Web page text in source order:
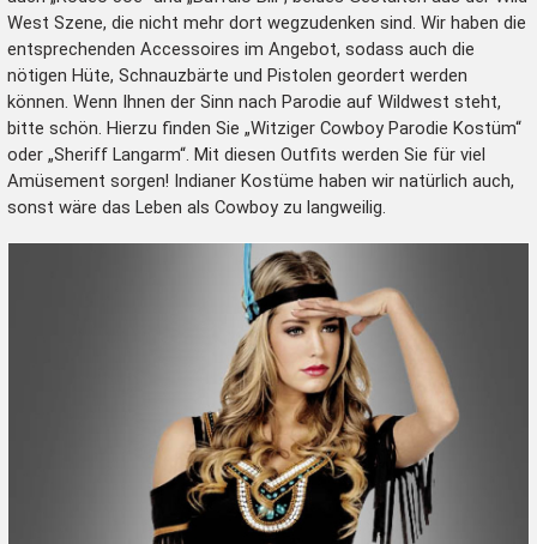
West Szene, die nicht mehr dort wegzudenken sind. Wir haben die
entsprechenden Accessoires im Angebot, sodass auch die
nötigen Hüte, Schnauzbärte und Pistolen geordert werden
können. Wenn Ihnen der Sinn nach Parodie auf Wildwest steht,
bitte schön. Hierzu finden Sie „Witziger Cowboy Parodie Kostüm“
oder „Sheriff Langarm“. Mit diesen Outfits werden Sie für viel
Amüsement sorgen! Indianer Kostüme haben wir natürlich auch,
sonst wäre das Leben als Cowboy zu langweilig.